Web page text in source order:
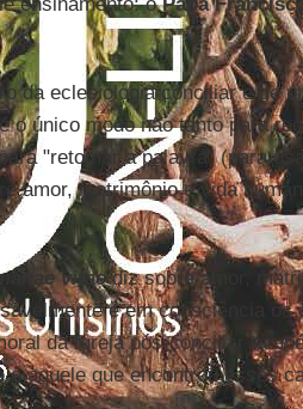
da eclesiologia conciliar e de
o único modo não tanto para
"retomar a palavra" (para
amor, matrimônio e vida
vitaediz sobre amor,
e em consciência os
da Igreja pós-conciliar
é aquele que encontrou esses